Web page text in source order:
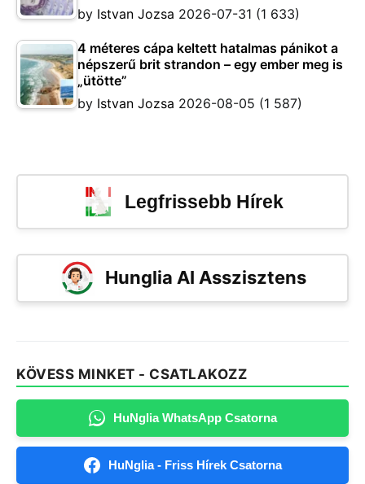
by Istvan Jozsa 2026-07-31 (1 633)
4 méteres cápa keltett hatalmas pánikot a
népszerű brit strandon – egy ember meg is
„ütötte”
by Istvan Jozsa 2026-08-05 (1 587)
Legfrissebb Hírek
Hunglia AI Asszisztens
KÖVESS MINKET - CSATLAKOZZ
HuNglia WhatsApp Csatorna
HuNglia - Friss Hírek Csatorna